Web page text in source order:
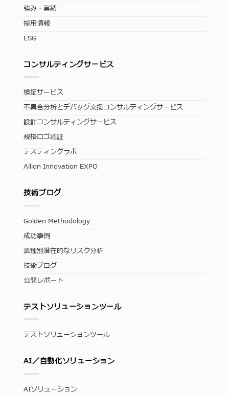
強み・実績
採用情報
ESG
コンサルティングサービス
検証サービス
不具合分析とデバッグ支援コンサルティングサービス
設計コンサルティングサービス
規格ロゴ認証
テスティングラボ
Allion Innovation EXPO
技術ブログ
Golden Methodology
成功事例
業種別潜在的なリスク分析
技術ブログ
公開レポート
テストソリューションツール
テストソリューションツール
AI／自動化ソリューション
AIソリューション